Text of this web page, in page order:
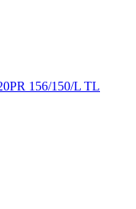
156/150/L TL